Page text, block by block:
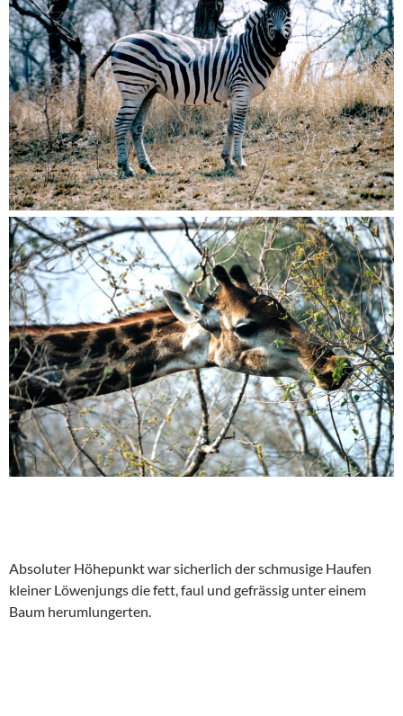
Absoluter Höhepunkt war sicherlich der schmusige Haufen
kleiner Löwenjungs die fett, faul und gefrässig unter einem
Baum herumlungerten.